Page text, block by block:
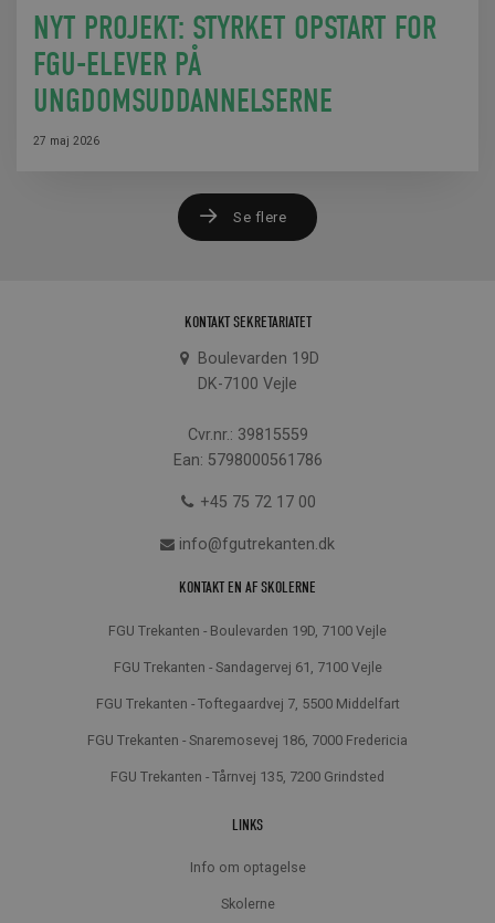
NYT PROJEKT: STYRKET OPSTART FOR
FGU-ELEVER PÅ
UNGDOMSUDDANNELSERNE
27 maj 2026
Se flere
KONTAKT SEKRETARIATET
Boulevarden 19D
DK-7100 Vejle
Cvr.nr.: 39815559
Ean: 5798000561786
+45 75 72 17 00
info@fgutrekanten.dk
KONTAKT EN AF SKOLERNE
FGU Trekanten - Boulevarden 19D, 7100 Vejle
FGU Trekanten - Sandagervej 61, 7100 Vejle
FGU Trekanten - Toftegaardvej 7, 5500 Middelfart
FGU Trekanten - Snaremosevej 186, 7000 Fredericia
FGU Trekanten - Tårnvej 135, 7200 Grindsted
LINKS
Info om optagelse
Skolerne